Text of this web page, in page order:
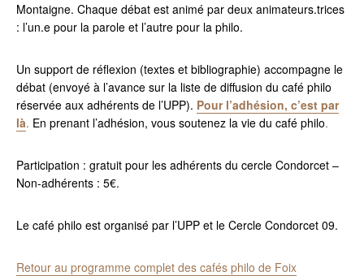
Montaigne. Chaque débat est animé par deux animateurs.trices
: l’un.e pour la parole et l’autre pour la philo.
Un support de réflexion (textes et bibliographie) accompagne le
débat (envoyé à l’avance sur la liste de diffusion du café philo
réservée aux adhérents de l’UPP). Pour l’adhésion, c’est par
là. En prenant l’adhésion, vous soutenez la vie du café philo.
Participation : gratuit pour les adhérents du cercle Condorcet –
Non-adhérents : 5€.
Le café philo est organisé par l’UPP et le Cercle Condorcet 09.
Retour au programme complet des cafés philo de Foix